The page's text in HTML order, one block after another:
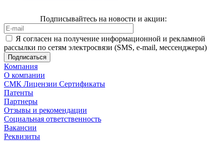
Подписывайтесь на новости и акции:
Я согласен на получение информационной и рекламной
рассылки по сетям электросвязи (SMS, e-mail, мессенджеры)
Компания
О компании
СМК Лицензии Сертификаты
Патенты
Партнеры
Отзывы и рекомендации
Социальная ответственность
Вакансии
Реквизиты